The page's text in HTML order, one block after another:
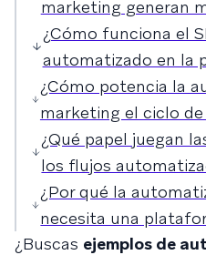
marketing generan
¿Cómo funciona el
automatizado en la
¿Cómo potencia la
marketing el ciclo
¿Qué papel juegan
los flujos
¿Por qué la
necesita una
¿Buscas ejemplos de